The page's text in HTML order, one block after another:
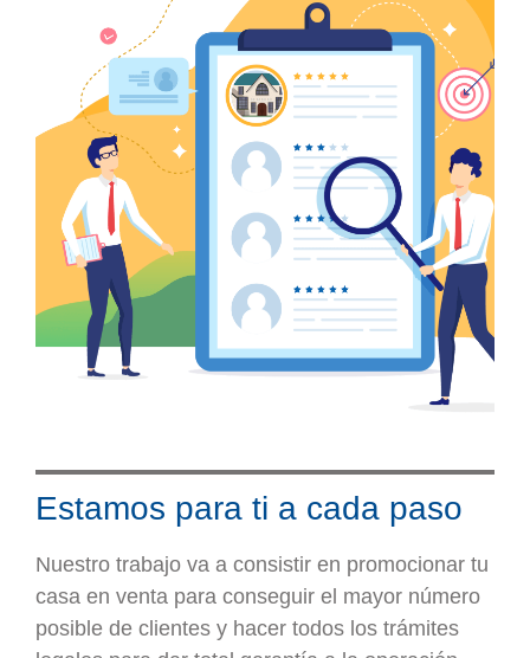
Estamos para ti a cada paso
Nuestro trabajo va a consistir en promocionar tu
casa en venta para conseguir el mayor número
posible de clientes y hacer todos los trámites